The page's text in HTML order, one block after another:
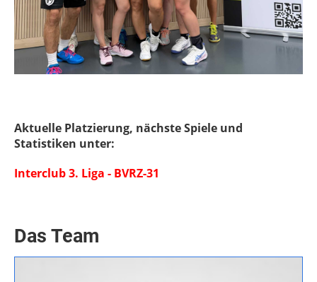
Aktuelle Platzierung, nächste Spiele und
Statistiken unter:
Interclub 3. Liga - BVRZ-31
Das Team